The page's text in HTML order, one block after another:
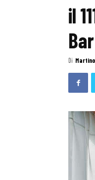
il
Di